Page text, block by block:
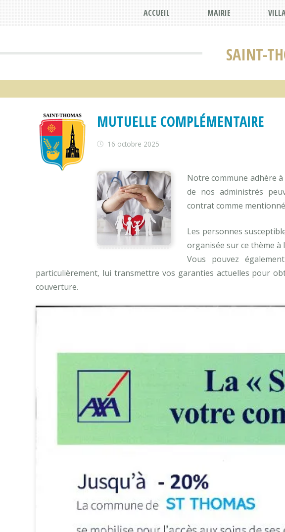
SAINT-
ACCUEIL MAIRIE
MUTUELLE COMPLÉMENTAIRE
16 octobre 2025
Notre commune adhère
de nos administrés
contrat comme
Les personnes
organisée sur ce thème à
Vous pouvez
particulièrement, lui transmettre vos garanties actuelles pour
couverture.